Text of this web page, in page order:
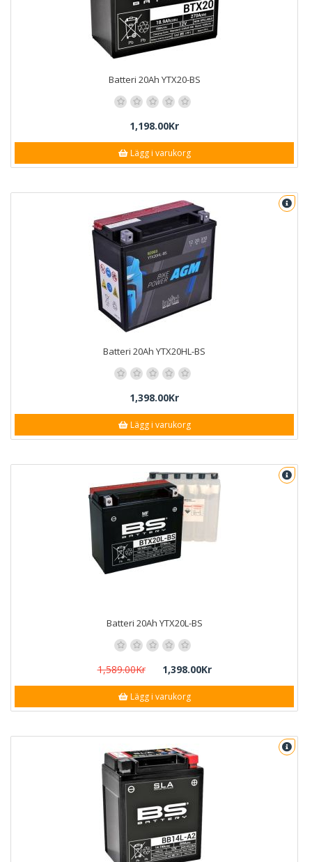
Batteri 20Ah YTX20-BS
1,198.00Kr
Lägg i varukorg
Batteri 20Ah YTX20HL-BS
1,398.00Kr
Lägg i varukorg
Batteri 20Ah YTX20L-BS
1,589.00Kr 1,398.00Kr
Lägg i varukorg